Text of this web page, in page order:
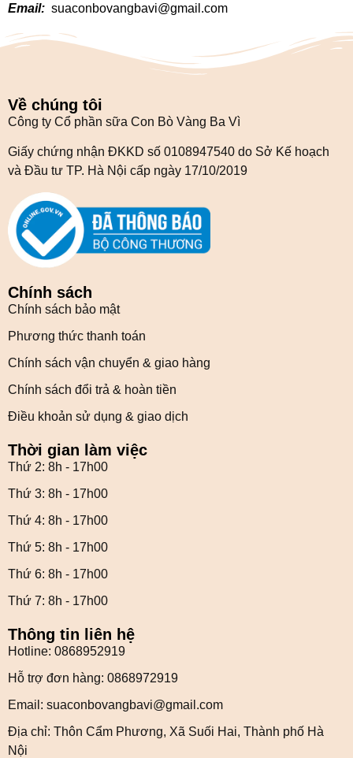
Email: suaconbovangbavi@gmail.com
Về chúng tôi
Công ty Cổ phần sữa Con Bò Vàng Ba Vì
Giấy chứng nhận ĐKKD số 0108947540 do Sở Kế hoạch
và Đầu tư TP. Hà Nội cấp ngày 17/10/2019
Chính sách
Chính sách bảo mật
Phương thức thanh toán
Chính sách vận chuyển & giao hàng
Chính sách đổi trả & hoàn tiền
Điều khoản sử dụng & giao dịch
Thời gian làm việc
Thứ 2: 8h - 17h00
Thứ 3: 8h - 17h00
Thứ 4: 8h - 17h00
Thứ 5: 8h - 17h00
Thứ 6: 8h - 17h00
Thứ 7: 8h - 17h00
Thông tin liên hệ
Hotline: 0868952919
Hỗ trợ đơn hàng: 0868972919
Email: suaconbovangbavi@gmail.com
Địa chỉ: Thôn Cẩm Phương, Xã Suối Hai, Thành phố Hà
Nội